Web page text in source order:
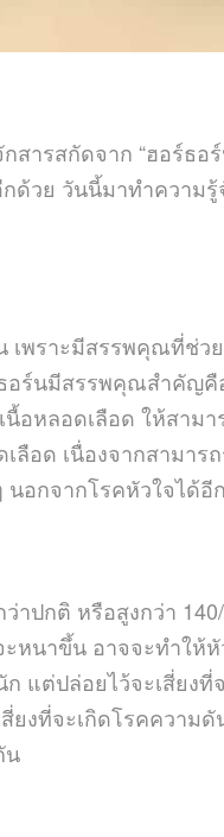
ารสกัดจาก “ฮอร์ธอ
ด้วย วันนี้มาทำควา
เพราะมีสรรพคุณที่ช่ว
อร์นมีสรรพคุณสำคัญ
อหลอดเลือด ให้สาม
อด เนื่องจากสามาร
อกจากโรคหัวใจได้อี
ปกติ หรือสูงกว่า
หนาขึ้น อาจจะทำใ
แต่ปล่อยไว้จะเสี่ยง
งที่จะเกิดโรคความ
น